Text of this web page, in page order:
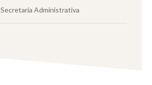
Secretaría Administrativa